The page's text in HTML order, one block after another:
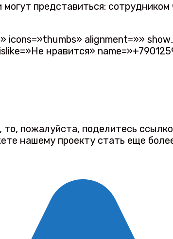
представиться:
alignment=»»
нравится»
пожалуйста, поделитесь
нашему проекту стать еще